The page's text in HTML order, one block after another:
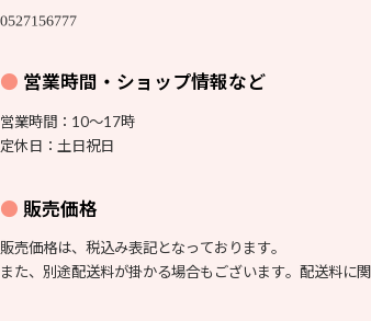
営業時間・ショップ情報など
営業時間：10〜17時
定休日：土日祝日
販売価格
販売価格は、税込み表記となっております。
また、別途配送料が掛かる場合もございます。配送料に